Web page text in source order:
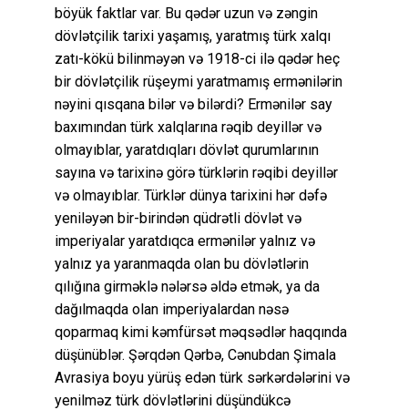
böyük faktlar var. Bu qədər uzun və zəngin
dövlətçilik tarixi yaşamış, yaratmış türk xalqı
zatı-kökü bilinməyən və 1918-ci ilə qədər heç
bir dövlətçilik rüşeymi yaratmamış ermənilərin
nəyini qısqana bilər və bilərdi? Ermənilər say
baxımından türk xalqlarına rəqib deyillər və
olmayıblar, yaratdıqları dövlət qurumlarının
sayına və tarixinə görə türklərin rəqibi deyillər
və olmayıblar. Türklər dünya tarixini hər dəfə
yeniləyən bir-birindən qüdrətli dövlət və
imperiyalar yaratdıqca ermənilər yalnız və
yalnız ya yaranmaqda olan bu dövlətlərin
qılığına girməklə nələrsə əldə etmək, ya da
dağılmaqda olan imperiyalardan nəsə
qoparmaq kimi kəmfürsət məqsədlər haqqında
düşünüblər. Şərqdən Qərbə, Cənubdan Şimala
Avrasiya boyu yürüş edən türk sərkərdələrini və
yenilməz türk dövlətlərini düşündükcə